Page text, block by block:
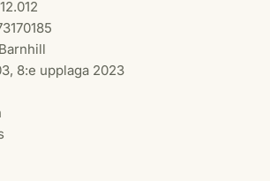
8:e upplaga 2023